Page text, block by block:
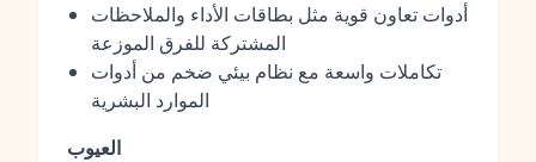
أدوات تعاون قوية مثل بطاقات الأداء والملاحظات
المشتركة للفرق الموزعة
تكاملات واسعة مع نظام بيئي ضخم من أدوات
الموارد البشرية
العيوب